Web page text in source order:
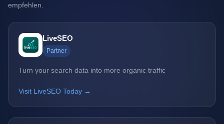
empfehlen.
LiveSEO
Partner
Turn your search data into more organic traffic
Visit LiveSEO Today →